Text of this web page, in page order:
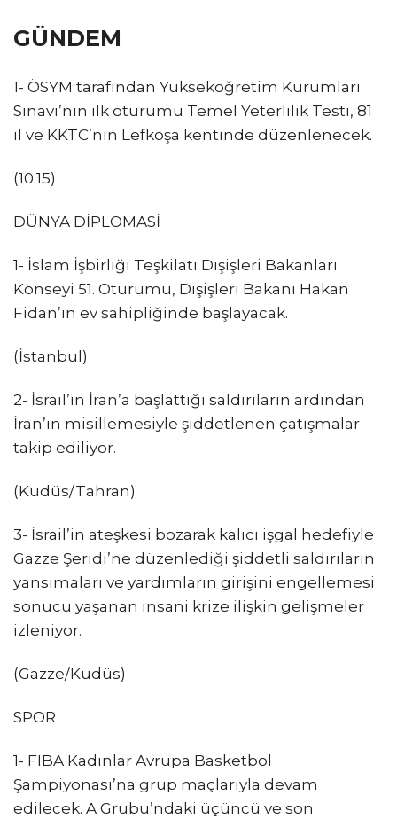
GÜNDEM
1- ÖSYM tarafından Yükseköğretim Kurumları
Sınavı’nın ilk oturumu Temel Yeterlilik Testi, 81
il ve KKTC’nin Lefkoşa kentinde düzenlenecek.
(10.15)
DÜNYA DİPLOMASİ
1- İslam İşbirliği Teşkilatı Dışişleri Bakanları
Konseyi 51. Oturumu, Dışişleri Bakanı Hakan
Fidan’ın ev sahipliğinde başlayacak.
(İstanbul)
2- İsrail’in İran’a başlattığı saldırıların ardından
İran’ın misillemesiyle şiddetlenen çatışmalar
takip ediliyor.
(Kudüs/Tahran)
3- İsrail’in ateşkesi bozarak kalıcı işgal hedefiyle
Gazze Şeridi’ne düzenlediği şiddetli saldırıların
yansımaları ve yardımların girişini engellemesi
sonucu yaşanan insani krize ilişkin gelişmeler
izleniyor.
(Gazze/Kudüs)
SPOR
1- FIBA Kadınlar Avrupa Basketbol
Şampiyonası’na grup maçlarıyla devam
edilecek. A Grubu’ndaki üçüncü ve son